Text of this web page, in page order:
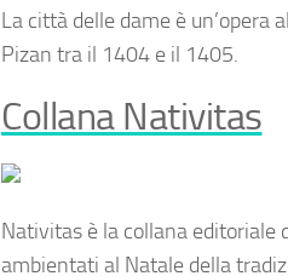
La città delle dame è un’opera
Pizan tra il 1404 e il 1405.
Collana Nativitas
Nativitas è la collana editoriale
ambientati al Natale della